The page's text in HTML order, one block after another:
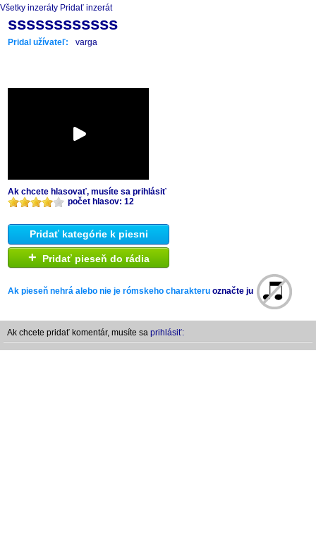
Všetky inzeráty Pridať inzerát
ssssssssssss
Pridal užívateľ: varga
Ak chcete hlasovať, musíte sa prihlásiť
počet hlasov: 12
Pridať kategórie k piesni
+ Pridať pieseň do rádia
Ak pieseň nehrá alebo nie je rómskeho charakteru označte ju
Ak chcete pridať komentár, musíte sa prihlásiť: